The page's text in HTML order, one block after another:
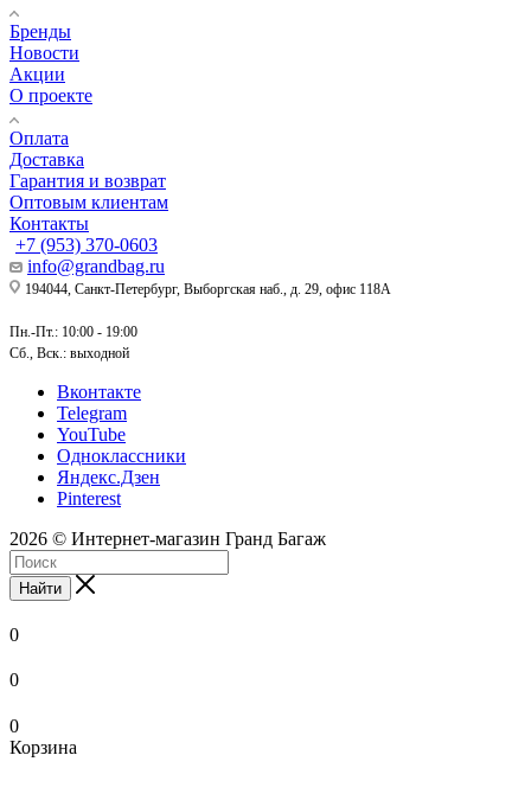
Бренды
Новости
Акции
О проекте
Оплата
Доставка
Гарантия и возврат
Оптовым клиентам
Контакты
+7 (953) 370-0603
info@grandbag.ru
194044, Санкт-Петербург, Выборгская наб., д. 29, офис 118А
Пн.-Пт.: 10:00 - 19:00
Сб., Вск.: выходной
Вконтакте
Telegram
YouTube
Одноклассники
Яндекс.Дзен
Pinterest
2026 © Интернет-магазин Гранд Багаж
Найти
0
0
0
Корзина